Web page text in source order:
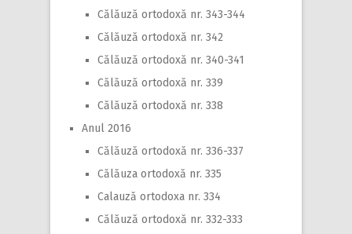
Călăuză ortodoxă nr. 343-344
Călăuză ortodoxă nr. 342
Călăuză ortodoxă nr. 340-341
Călăuză ortodoxă nr. 339
Călăuză ortodoxă nr. 338
Anul 2016
Călăuză ortodoxă nr. 336-337
Călăuza ortodoxă nr. 335
Calauză ortodoxa nr. 334
Călăuză ortodoxă nr. 332-333